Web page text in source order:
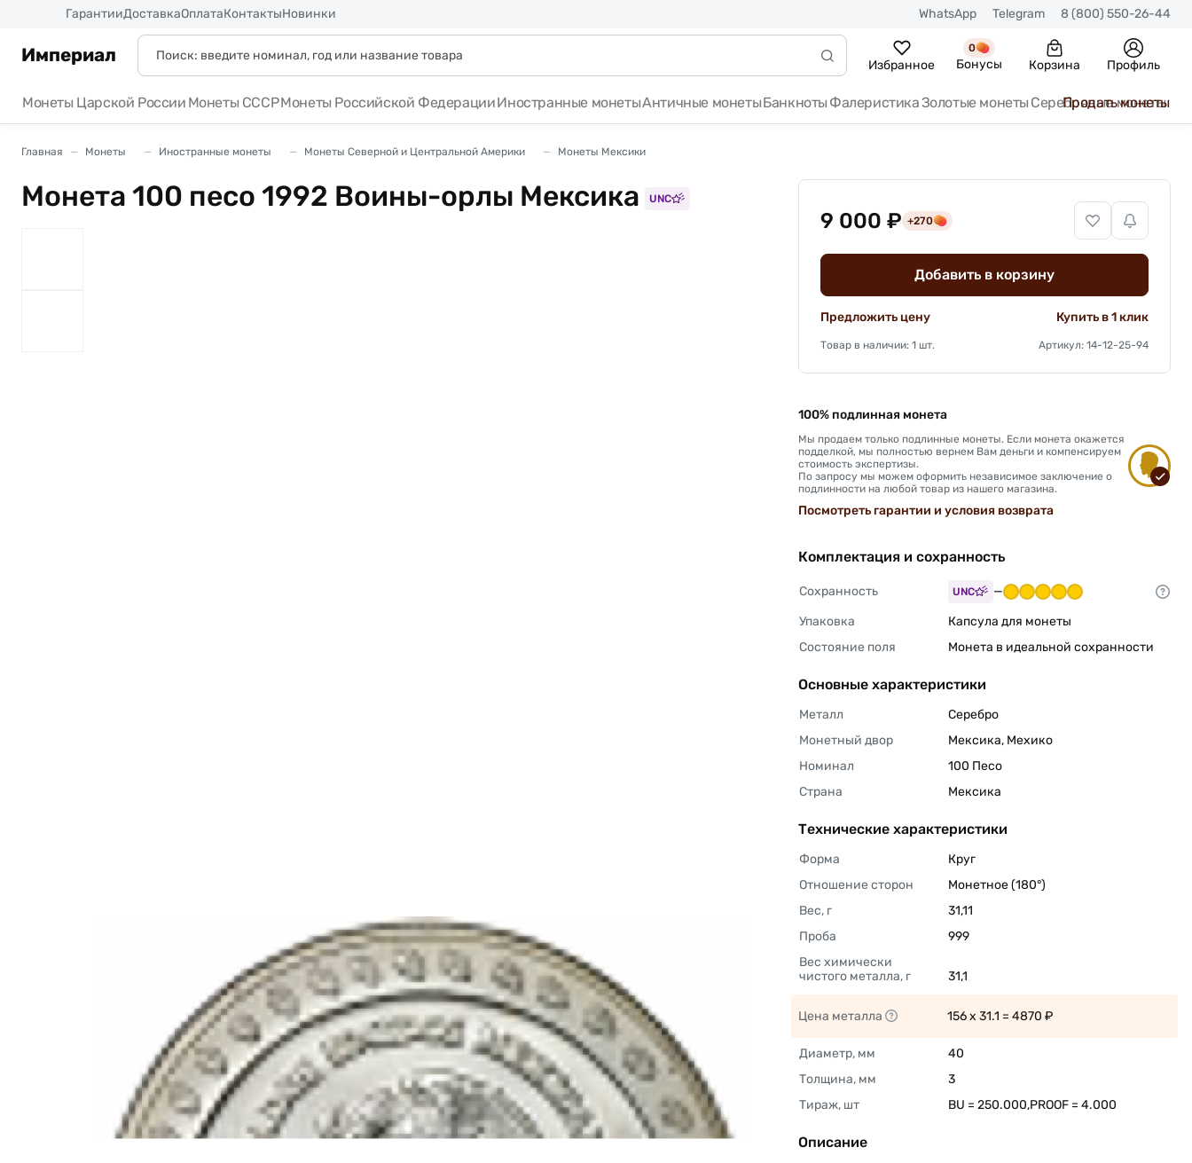
ГарантииДоставкаОплатаКонтактыНовинки WhatsApp Telegram 8 (800) 550-26-44
Империал Избранное
0
Бонусы Корзина Профиль
Монеты Царской России Монеты СССРМонеты Российской ФедерацииИностранные монетыАнтичные монетыБанкноты ФалеристикаЗолотые монеты Серебряные монеты
Продать монеты
Главная Монеты Иностранные монеты Монеты Северной и Центральной Америки Монеты Мексики
Монета 100 песо 1992 Воины-орлы Мексика UNC
9 000 ₽ +270
Добавить в корзину
Предложить цену Купить в 1 клик
Товар в наличии: 1 шт. Артикул: 14-12-25-94
100% подлинная монета
Мы продаем только подлинные монеты. Если монета окажется
подделкой, мы полностью вернем Вам деньги и компенсируем
стоимость экспертизы.
По запросу мы можем оформить независимое заключение о
подлинности на любой товар из нашего магазина.
Посмотреть гарантии и условия возврата
Комплектация и сохранность
Сохранность UNC
—
Упаковка
Капсула для монеты
Состояние поля
Монета в идеальной сохранности
Основные характеристики
Металл
Серебро
Монетный двор
Мексика, Мехико
Номинал
100 Песо
Страна
Мексика
Технические характеристики
Форма
Круг
Отношение сторон
Монетное (180°)
Вес, г
31,11
Проба
999
Вес химически
чистого металла, г
31,1
Цена металла 156 x 31.1 = 4870 ₽
Диаметр, мм
40
Толщина, мм
3
Тираж, шт
BU = 250.000,PROOF = 4.000
Описание